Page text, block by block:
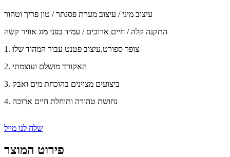
עיצוב מיני / עיצוב מערת פסנתר / טון פריך וטהור
התקנה קלה / חיים ארוכים / עמיד בפני מזג אוויר קשה
1. צופר ספורט.עיצוב פטנט עבור המהוד שלו
2. האקורד מושלם ועוצמתי
3. ביצועים מצוינים בהוכחת מים ואבק
4. נחושת טהורה ותוחלת חיים ארוכה
שלח לנו מייל
פירוט המוצר